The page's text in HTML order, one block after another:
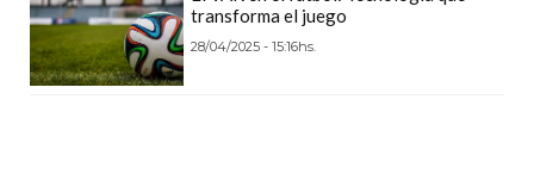
ONLINE
GRATIS
transforma el juego
28/04/2025 - 15:16hs.